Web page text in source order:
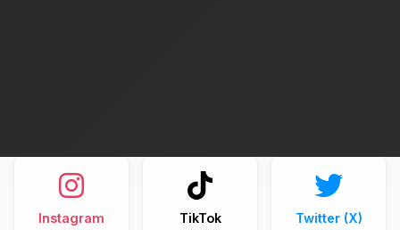
Instagram TikTok Twitter (X)